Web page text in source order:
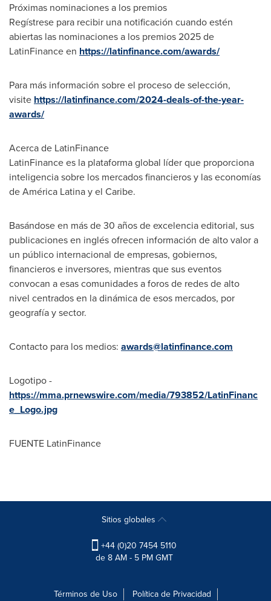
Próximas nominaciones a los premios
Regístrese para recibir una notificación cuando estén
abiertas las nominaciones a los premios 2025 de
LatinFinance en https://latinfinance.com/awards/
Para más información sobre el proceso de selección,
visite https://latinfinance.com/2024-deals-of-the-year-
awards/
Acerca de LatinFinance
LatinFinance es la plataforma global líder que proporciona
inteligencia sobre los mercados financieros y las economías
de América Latina y el Caribe.
Basándose en más de 30 años de excelencia editorial, sus
publicaciones en inglés ofrecen información de alto valor a
un público internacional de empresas, gobiernos,
financieros e inversores, mientras que sus eventos
convocan a esas comunidades a foros de redes de alto
nivel centrados en la dinámica de esos mercados, por
geografía y sector.
Contacto para los medios: awards@latinfinance.com
Logotipo -
https://mma.prnewswire.com/media/793852/LatinFinanc
e_Logo.jpg
FUENTE LatinFinance
Sitios globales
+44 (0)20 7454 5110
de 8 AM - 5 PM GMT
Términos de Uso Política de Privacidad